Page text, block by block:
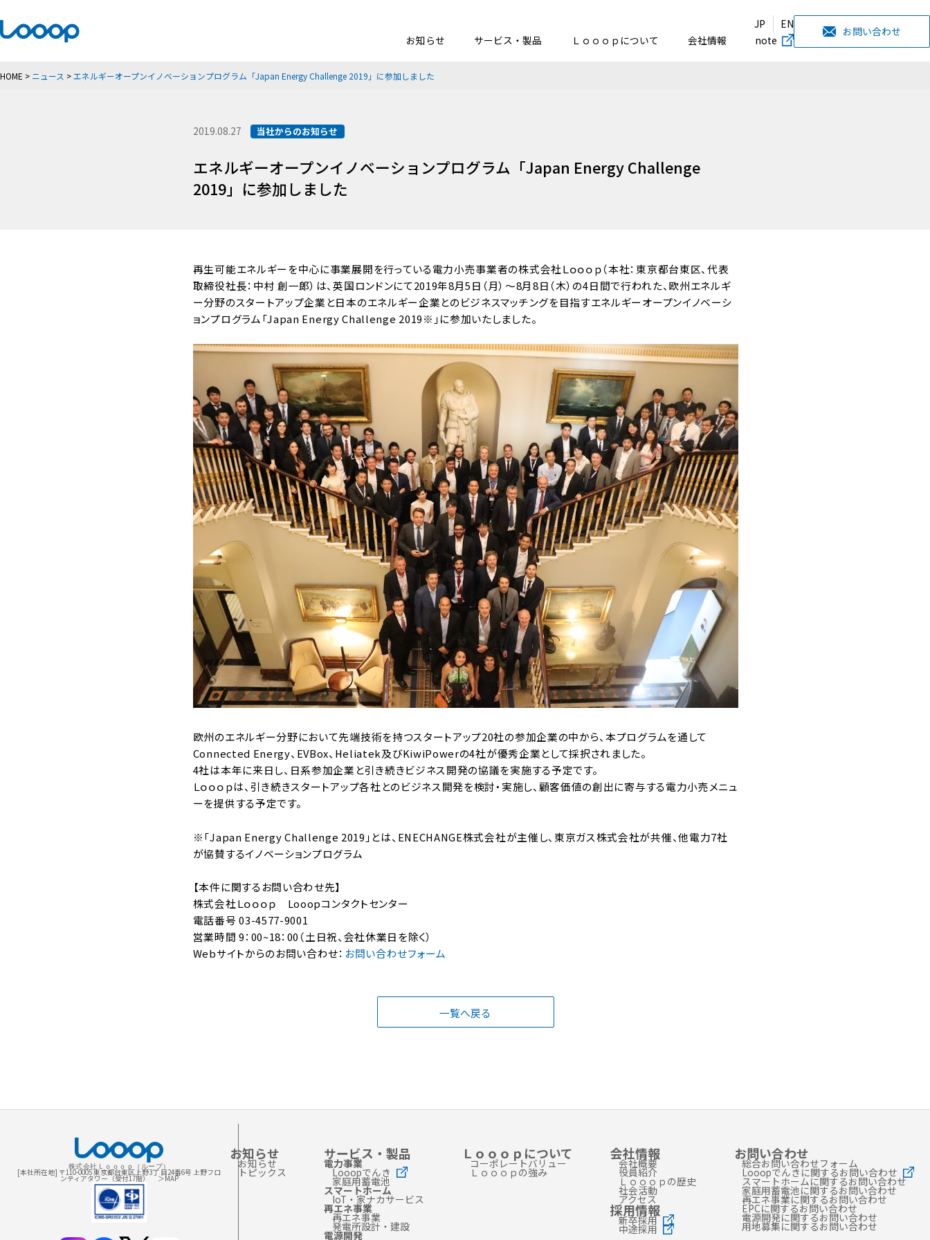
JP
EN
お知らせ
サービス・製品 Ｌｏｏｏｐについて 会社情報 note
お問い合わせ
HOME > ニュース >エネルギーオープンイノベーションプログラム「Japan Energy Challenge 2019」に参加しました
2019.08.27 当社からのお知らせ
エネルギーオープンイノベーションプログラム「Japan Energy Challenge
2019」に参加しました
再生可能エネルギーを中心に事業展開を行っている電力小売事業者の株式会社Ｌｏｏｏｐ（本社：東京都台東区、代表
取締役社長：中村 創一郎）は、英国ロンドンにて2019年8月5日（月）〜8月8日（木）の4日間で行われた、欧州エネルギ
ー分野のスタートアップ企業と日本のエネルギー企業とのビジネスマッチングを目指すエネルギーオープンイノベーシ
ョンプログラム「Japan Energy Challenge 2019※」に参加いたしました。
欧州のエネルギー分野において先端技術を持つスタートアップ20社の参加企業の中から、本プログラムを通して
Connected Energy、EVBox、Heliatek及びKiwiPowerの4社が優秀企業として採択されました。
4社は本年に来日し、日系参加企業と引き続きビジネス開発の協議を実施する予定です。
Ｌｏｏｏｐは、引き続きスタートアップ各社とのビジネス開発を検討・実施し、顧客価値の創出に寄与する電力小売メニュ
ーを提供する予定です。
※「Japan Energy Challenge 2019」とは、ENECHANGE株式会社が主催し、東京ガス株式会社が共催、他電力7社
が協賛するイノベーションプログラム
【本件に関するお問い合わせ先】
株式会社Ｌｏｏｏｐ Looopコンタクトセンター
電話番号 03-4577-9001
営業時間 9：00~18：00（土日祝、会社休業日を除く）
Webサイトからのお問い合わせ： お問い合わせフォーム
一覧へ戻る
株式会社Ｌｏｏｏｐ（ループ）
[本社所在地] 〒110-0005 東京都台東区上野3丁 目24番6号 上野フロ
ンティアタワー（受付17階） ＞MAP
お知らせ
お知らせ
トピックス
サービス・製品
電力事業
Looopでんき
家庭用蓄電池
スマートホーム
IoT・家ナカサービス
再エネ事業
再エネ事業
発電所設計・建設
電源開発
Ｌｏｏｏｐについて
コーポレートバリュー
Ｌｏｏｏｐの強み
会社情報
会社概要
役員紹介
Ｌｏｏｏｐの歴史
社会活動
アクセス
採用情報
新卒採用
中途採用
お問い合わせ
総合お問い合わせフォーム
Looopでんきに関するお問い合わせ
スマートホームに関するお問い合わせ
家庭用蓄電池に関するお問い合わせ
再エネ事業に関するお問い合わせ
EPCに関するお問い合わせ
電源開発に関するお問い合わせ
用地募集に関するお問い合わせ